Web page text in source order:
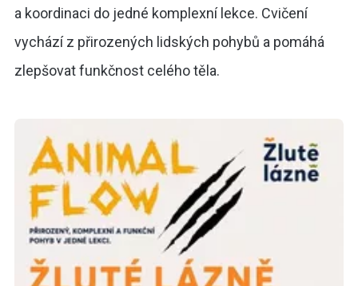
a koordinaci do jedné komplexní lekce. Cvičení
vychází z přirozených lidských pohybů a pomáhá
zlepšovat funkčnost celého těla.